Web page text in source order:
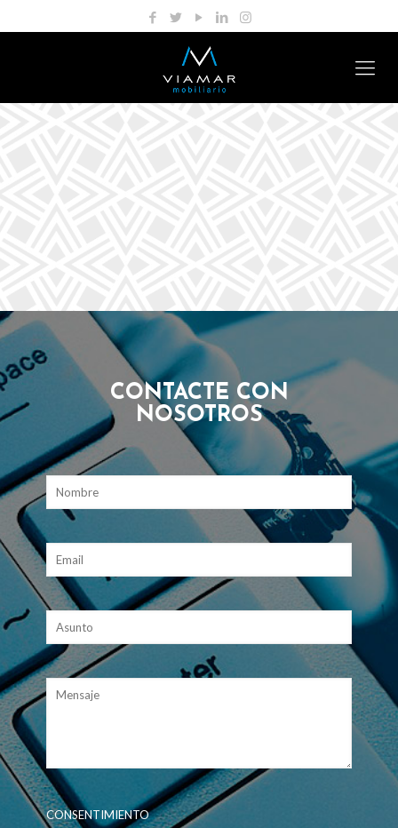
CONTACTE CON
NOSOTROS
CONSENTIMIENTO